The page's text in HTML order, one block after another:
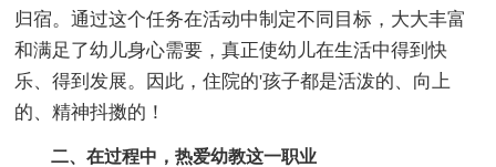
归宿。通过这个任务在活动中制定不同目标，大大丰富
和满足了幼儿身心需要，真正使幼儿在生活中得到快
乐、得到发展。因此，住院的'孩子都是活泼的、向上
的、精神抖擞的！
二、在过程中，热爱幼教这一职业